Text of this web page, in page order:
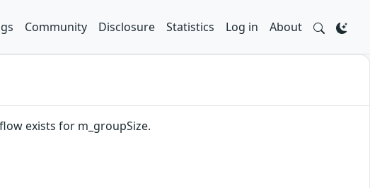
Community Disclosure Statistics Log in About
exists for m_groupSize.